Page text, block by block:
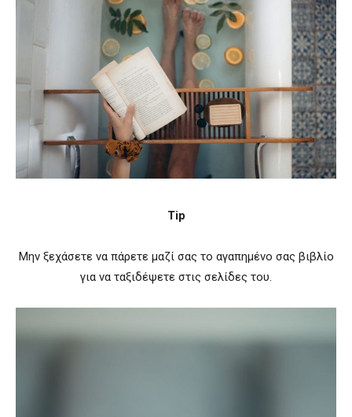
Tip
Μην ξεχάσετε να πάρετε μαζί σας το αγαπημένο σας βιβλίο
για να ταξιδέψετε στις σελίδες του.